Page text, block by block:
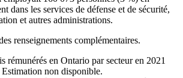
dans les services de défense et de sécurité,
et autres administrations.
renseignements complémentaires.
rémunérés en Ontario par secteur en 2021
non disponible.